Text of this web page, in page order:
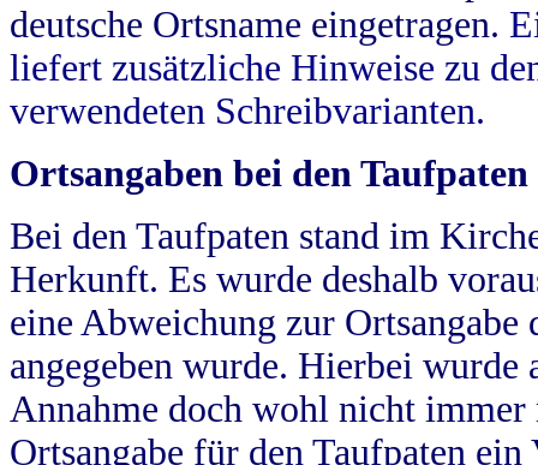
deutsche Ortsname eingetragen.
liefert zusätzliche Hinweise zu
verwendeten Schreibvarianten.
Ortsangaben bei den Taufpaten
Bei den Taufpaten stand im
Herkunft. Es wurde deshalb
eine Abweichung zur
angegeben wurde. Hierbei wurde
Annahme doch wohl nicht
Ortsangabe für den Taufpaten